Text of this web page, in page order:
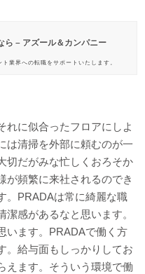
ら – アズール＆カンパニー
業界への転職をサポートいたします。
れに似合ったフロアにしよ
は清掃を外部に頼むのが一
切だがみな忙しくおろそか
が頻繁に来社されるのでき
。PRADAは常に綺麗な職
感があるなと思います。
います。PRADAで働く方
。給与面もしっかりしてお
えます。そういう環境で働